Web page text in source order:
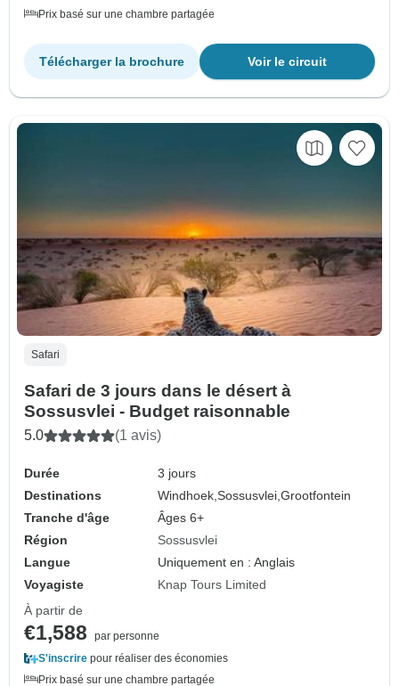
Prix basé sur une chambre partagée
Voir le circuit
Télécharger la brochure
Safari
Safari de 3 jours dans le désert à
Sossusvlei - Budget raisonnable
5.0 (1 avis)
Durée
3 jours
Destinations
Windhoek,Sossusvlei,Grootfontein
Tranche d'âge
Âges 6+
Région
Sossusvlei
Langue
Uniquement en : Anglais
Voyagiste
Knap Tours Limited
À partir de
€1,588
par personne
S'inscrire pour réaliser des économies
Prix basé sur une chambre partagée